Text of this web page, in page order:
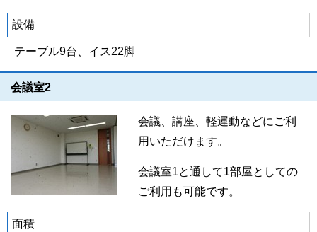
設備
テーブル9台、イス22脚
会議室2
会議、講座、軽運動などにご利
用いただけます。
会議室1と通して1部屋としての
ご利用も可能です。
面積